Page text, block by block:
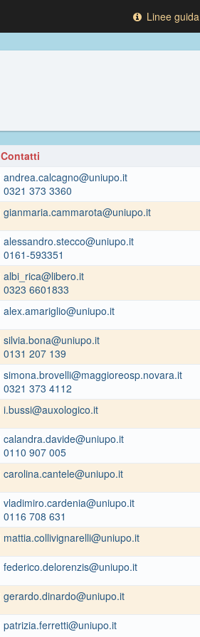
Linee guida
Contatti
andrea.calcagno@uniupo.it
0321 373 3360
gianmaria.cammarota@uniupo.it
alessandro.stecco@uniupo.it
0161-593351
albi_rica@libero.it
0323 6601833
alex.amariglio@uniupo.it
silvia.bona@uniupo.it
0131 207 139
simona.brovelli@maggioreosp.novara.it
0321 373 4112
i.bussi@auxologico.it
calandra.davide@uniupo.it
0110 907 005
carolina.cantele@uniupo.it
vladimiro.cardenia@uniupo.it
0116 708 631
mattia.collivignarelli@uniupo.it
federico.delorenzis@uniupo.it
gerardo.dinardo@uniupo.it
patrizia.ferretti@uniupo.it